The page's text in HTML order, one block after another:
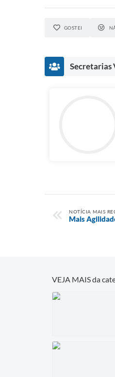
GOSTEI
Secretarias
NOTÍCIA MAIS
Mais
VEJA MAIS da